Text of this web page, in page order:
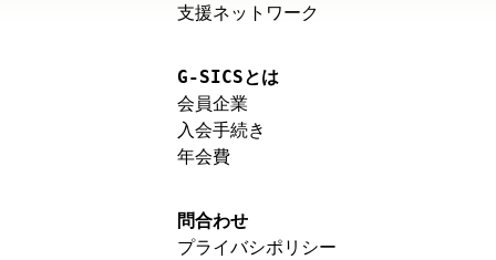
支援ネットワーク
G-SICSとは
会員企業
入会手続き
年会費
問合わせ
プライバシポリシー